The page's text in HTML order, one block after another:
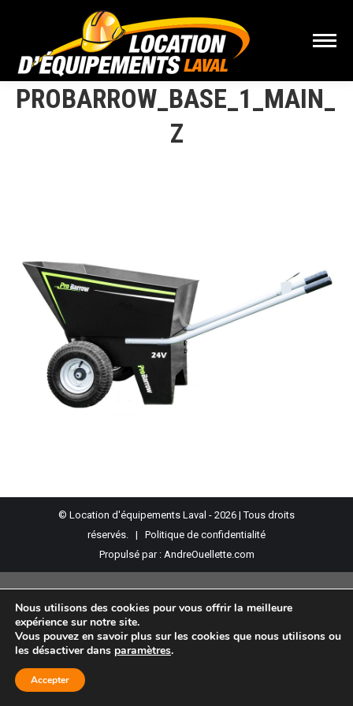
Z
© Location d'équipements Laval - 2026 | Tous droits
réservés. | Politique de confidentialité
Propulsé par : AndreOuellette.com
Nous utilisons des cookies pour vous offrir la meilleure
expérience sur notre site.
Vous pouvez en savoir plus sur les cookies que nous utilisons ou
les désactiver dans paramètres.
Accepter